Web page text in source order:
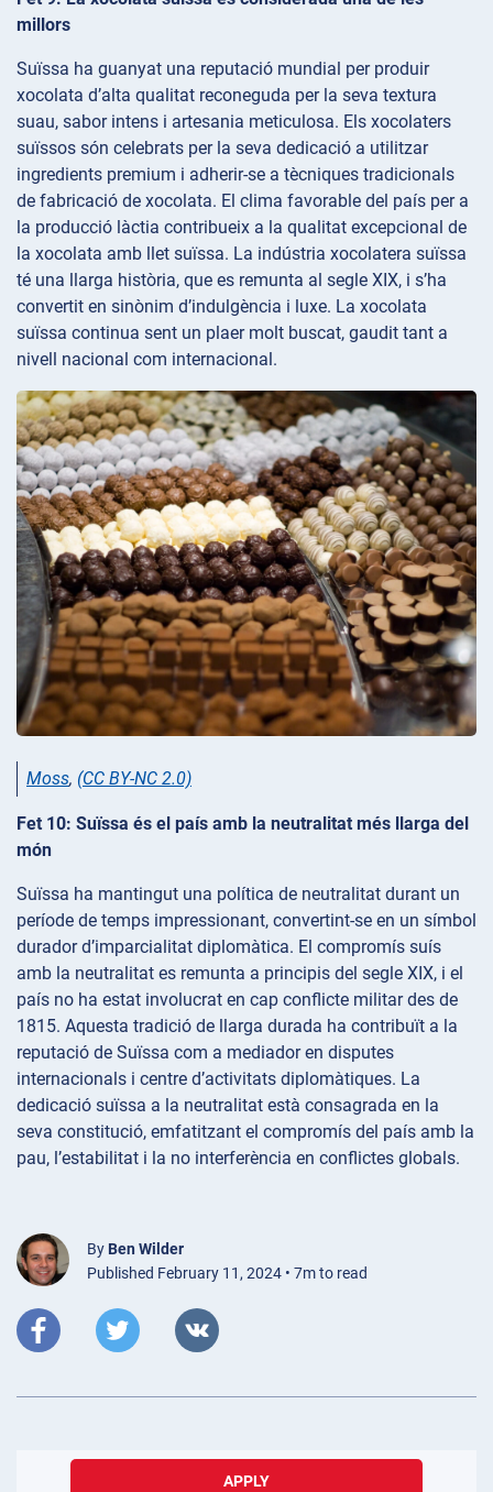
millors
Suïssa ha guanyat una reputació mundial per produir
xocolata d’alta qualitat reconeguda per la seva textura
suau, sabor intens i artesania meticulosa. Els xocolaters
suïssos són celebrats per la seva dedicació a utilitzar
ingredients premium i adherir-se a tècniques tradicionals
de fabricació de xocolata. El clima favorable del país per a
la producció làctia contribueix a la qualitat excepcional de
la xocolata amb llet suïssa. La indústria xocolatera suïssa
té una llarga història, que es remunta al segle XIX, i s’ha
convertit en sinònim d’indulgència i luxe. La xocolata
suïssa continua sent un plaer molt buscat, gaudit tant a
nivell nacional com internacional.
Moss, (CC BY-NC 2.0)
Fet 10: Suïssa és el país amb la neutralitat més llarga del
món
Suïssa ha mantingut una política de neutralitat durant un
període de temps impressionant, convertint-se en un símbol
durador d’imparcialitat diplomàtica. El compromís suís
amb la neutralitat es remunta a principis del segle XIX, i el
país no ha estat involucrat en cap conflicte militar des de
1815. Aquesta tradició de llarga durada ha contribuït a la
reputació de Suïssa com a mediador en disputes
internacionals i centre d’activitats diplomàtiques. La
dedicació suïssa a la neutralitat està consagrada en la
seva constitució, emfatitzant el compromís del país amb la
pau, l’estabilitat i la no interferència en conflictes globals.
By Ben Wilder
Published February 11, 2024 • 7m to read
APPLY